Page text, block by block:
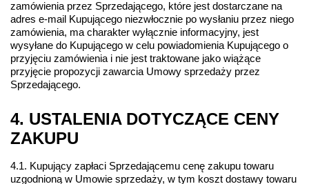
zamówienia przez Sprzedającego, które jest dostarczane na
adres e-mail Kupującego niezwłocznie po wysłaniu przez niego
zamówienia, ma charakter wyłącznie informacyjny, jest
wysyłane do Kupującego w celu powiadomienia Kupującego o
przyjęciu zamówienia i nie jest traktowane jako wiążące
przyjęcie propozycji zawarcia Umowy sprzedaży przez
Sprzedającego.
4. USTALENIA DOTYCZĄCE CENY
ZAKUPU
4.1. Kupujący zapłaci Sprzedającemu cenę zakupu towaru
uzgodnioną w Umowie sprzedaży, w tym koszt dostawy towaru